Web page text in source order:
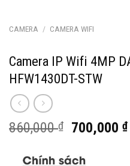
CAMERA / CAMERA WIFI
Camera IP Wifi 4MP
HFW1430DT-STW
860,000₫
Giá
là:
700,000₫